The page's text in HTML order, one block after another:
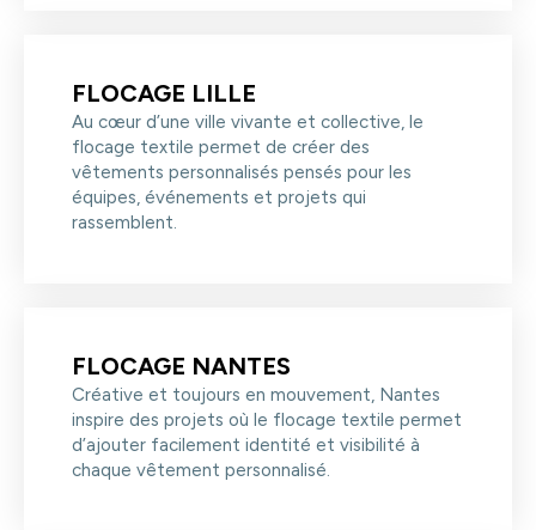
FLOCAGE LILLE
Au cœur d’une ville vivante et collective, le
flocage textile permet de créer des
vêtements personnalisés pensés pour les
équipes, événements et projets qui
rassemblent.
FLOCAGE NANTES
Créative et toujours en mouvement, Nantes
inspire des projets où le flocage textile permet
d’ajouter facilement identité et visibilité à
chaque vêtement personnalisé.